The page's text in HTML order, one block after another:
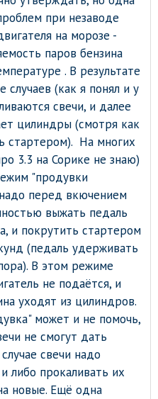
при незаводе
на морозе -
паров бензина
. В результате
случаев (как я понял и у
свечи, и далее
цилиндры (смотря как
стартером). На многих
3.3 на Сорике не знаю)
"продувки
перед вкючением
выжать педаль
и покрутить стартером
(педаль удерживать
В этом режиме
не подаётся, и
уходят из цилиндров.
может и не помочь,
не смогут дать
свечи надо
либо прокаливать их
новые. Ещё одна